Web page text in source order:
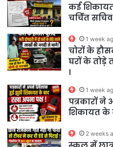
कई
चर्चित
1 week
चोरों के
घरों के तोड़े
।
1 week
पत्रकारों
शिकायत के
2 weeks